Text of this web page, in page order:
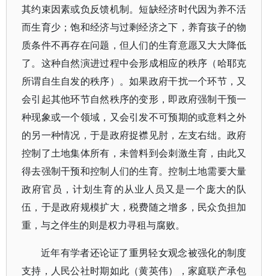
其约束因素或负反馈机制。短缺经济时代因为养不活
而生育少；饱和经济与过剩经济之下，养育孩子的物
质条件不再存在问题，但人们的生育意愿又大大降低
了。这种自然演进过程中会形成相应的秩序（哈耶克
所谓自生自发的秩序）。如果政府干扰一个环节，又
会引起其他环节自然秩序的变形，即政府强制干预一
种现象或一个领域，又会引发不可预期的或意料之外
的另一种情况，于是政府捉襟见肘，左支右绌。政府
控制了土地集体所有，未曾料到会刺激生育，由此又
得去强制干预和控制人们的生育。控制土地需要大量
政府官员，计划生育的从业人员又是一个庞大的队
伍，于是政府规模扩大，税费随之增多，民众负担加
重，与之伴生的则是权力寻租与腐败。
近年有学者还论证了重男轻女观念被强化的制度
支持，人民公社时期如此（黄英伟），家庭联产承包